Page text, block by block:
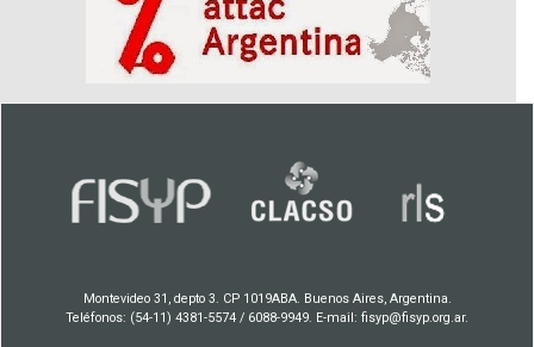
Montevideo 31, depto 3. CP 1019ABA. Buenos Aires, Argentina.
Teléfonos: (54-11) 4381-5574 / 6088-9949. E-mail: fisyp@fisyp.org.ar.